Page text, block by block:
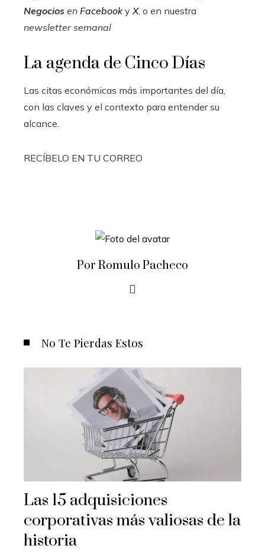
Negocios en Facebooky X, o en nuestra
newsletter semanal
La agenda de Cinco Días
Las citas económicas más importantes del día,
con las claves y el contexto para entender su
alcance.
RECÍBELO EN TU CORREO
Por Romulo Pacheco
No Te Pierdas Estos
Las 15 adquisiciones
corporativas más valiosas de la
historia